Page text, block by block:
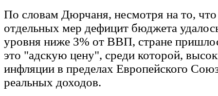
По словам Дюрчаня, несмотря на то,
отдельных мер дефицит бюджета
уровня ниже 3% от ВВП, стране
это "адскую цену", среди которой,
инфляции в пределах Европейского
реальных доходов.